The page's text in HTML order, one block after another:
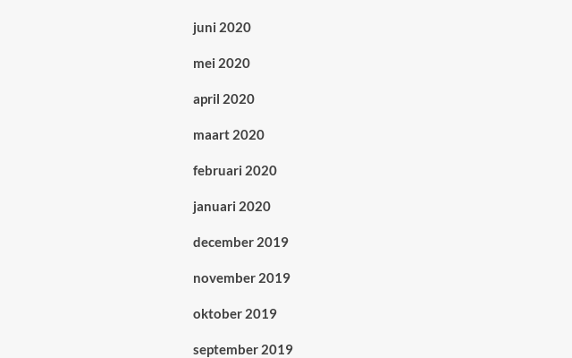
juni 2020
mei 2020
april 2020
maart 2020
februari 2020
januari 2020
december 2019
november 2019
oktober 2019
september 2019